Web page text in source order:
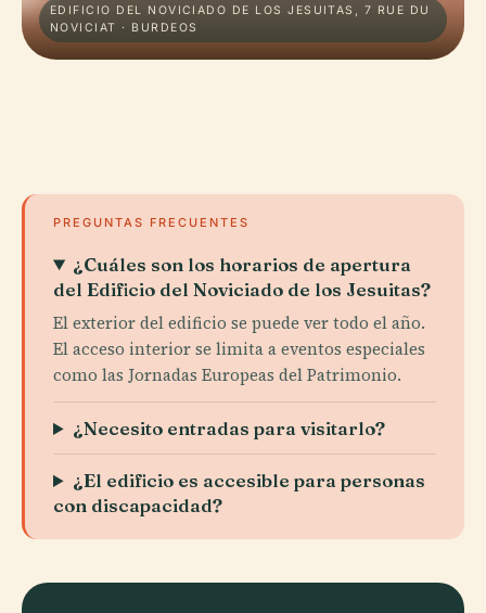
EDIFICIO DEL NOVICIADO DE LOS JESUITAS, 7 RUE DU
NOVICIAT · BURDEOS
PREGUNTAS FRECUENTES
¿Cuáles son los horarios de apertura
del Edificio del Noviciado de los Jesuitas?
El exterior del edificio se puede ver todo el año.
El acceso interior se limita a eventos especiales
como las Jornadas Europeas del Patrimonio.
¿Necesito entradas para visitarlo?
¿El edificio es accesible para personas
con discapacidad?